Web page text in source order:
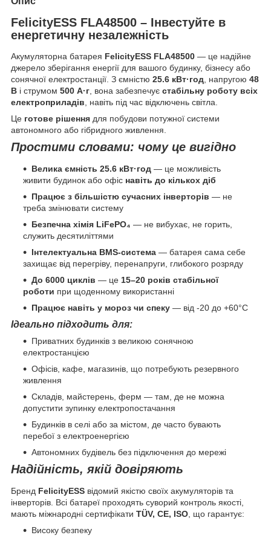
FelicityESS FLA48500 – Інвестуйте в
енергетичну незалежність
Акумуляторна батарея FelicityESS FLA48500 — це надійне
джерело зберігання енергії для вашого будинку, бізнесу або
сонячної електростанції. З ємністю 25.6 кВт·год, напругою 48
В і струмом 500 А·г, вона забезпечує стабільну роботу всіх
електроприладів, навіть під час відключень світла.
Це готове рішення для побудови потужної системи
автономного або гібридного живлення.
Простими словами: чому це вигідно
Велика ємність 25.6 кВт·год — це можливість
живити будинок або офіс навіть до кількох діб
Працює з більшістю сучасних інверторів — не
треба змінювати систему
Безпечна хімія LiFePO₄ — не вибухає, не горить,
служить десятиліттями
Інтелектуальна BMS-система — батарея сама себе
захищає від перегріву, перенапруги, глибокого розряду
До 6000 циклів — це 15–20 років стабільної
роботи при щоденному використанні
Працює навіть у мороз чи спеку — від -20 до +60°C
Ідеально підходить для:
Приватних будинків з великою сонячною
електростанцією
Офісів, кафе, магазинів, що потребують резервного
живлення
Складів, майстерень, ферм — там, де не можна
допустити зупинку електропостачання
Будинків в селі або за містом, де часто бувають
перебої з електроенергією
Автономних будівель без підключення до мережі
Надійність, якій довіряють
Бренд FelicityESS відомий якістю своїх акумуляторів та
інверторів. Всі батареї проходять суворий контроль якості,
мають міжнародні сертифікати TÜV, CE, ISO , що гарантує:
Високу безпеку